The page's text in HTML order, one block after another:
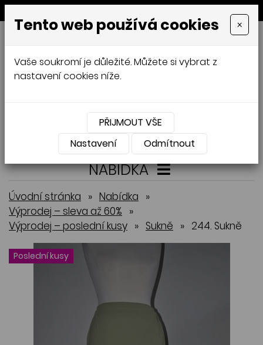
MENU
GALAMODA-XXL
Jana Mládková
XXL,ČESKÁ VÝROBA
Přihlásit Košík 0
NABÍDKA
Úvodní stránka » Nabídka »
Výprodej – sleva až 60% »
Výprodej – poslední kusy » Sukně » 244. Sukně
Poslední kusy
Tento web používá cookies ×
Vaše soukromí je důležité. Můžete si vybrat z
nastavení cookies níže.
PŘIJMOUT VŠE
Nastavení
Odmítnout